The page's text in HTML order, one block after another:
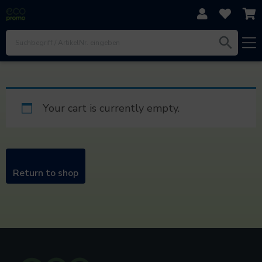
Zum Footer
Your cart is currently empty.
Return to shop